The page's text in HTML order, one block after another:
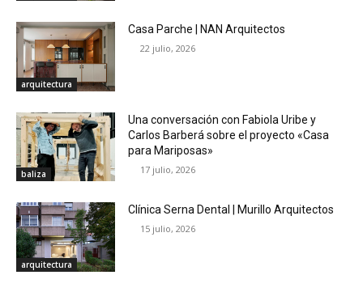
arquitectura
Casa Parche | NAN Arquitectos
22 julio, 2026
baliza
Una conversación con Fabiola Uribe y
Carlos Barberá sobre el proyecto «Casa
para Mariposas»
17 julio, 2026
arquitectura
Clínica Serna Dental | Murillo Arquitectos
15 julio, 2026